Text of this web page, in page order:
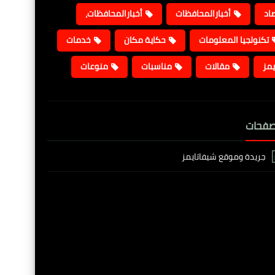
أخبارالمحافظات
أخبارالمحافظات،
تكنولجيا المعلومات
حكاية مكان
خدمات
مقالات مناسبات منوعات
جريدة وموقع شيفاتايمز